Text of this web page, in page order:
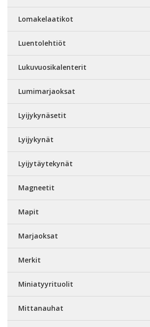
Lomakelaatikot
Luentolehtiöt
Lukuvuosikalenterit
Lumimarjaoksat
Lyijykynäsetit
Lyijykynät
Lyijytäytekynät
Magneetit
Mapit
Marjaoksat
Merkit
Miniatyyrituolit
Mittanauhat